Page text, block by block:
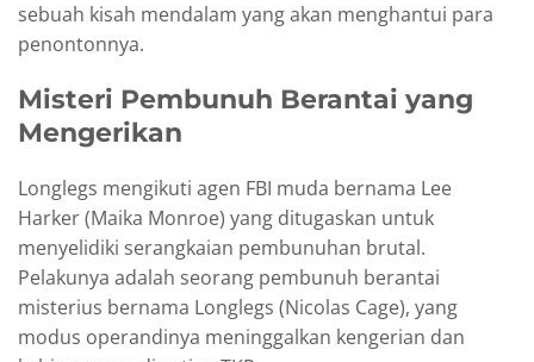
sebuah kisah mendalam yang akan menghantui para
penontonnya.
Misteri Pembunuh Berantai yang
Mengerikan
Longlegs mengikuti agen FBI muda bernama Lee
Harker (Maika Monroe) yang ditugaskan untuk
menyelidiki serangkaian pembunuhan brutal.
Pelakunya adalah seorang pembunuh berantai
misterius bernama Longlegs (Nicolas Cage), yang
modus operandinya meninggalkan kengerian dan